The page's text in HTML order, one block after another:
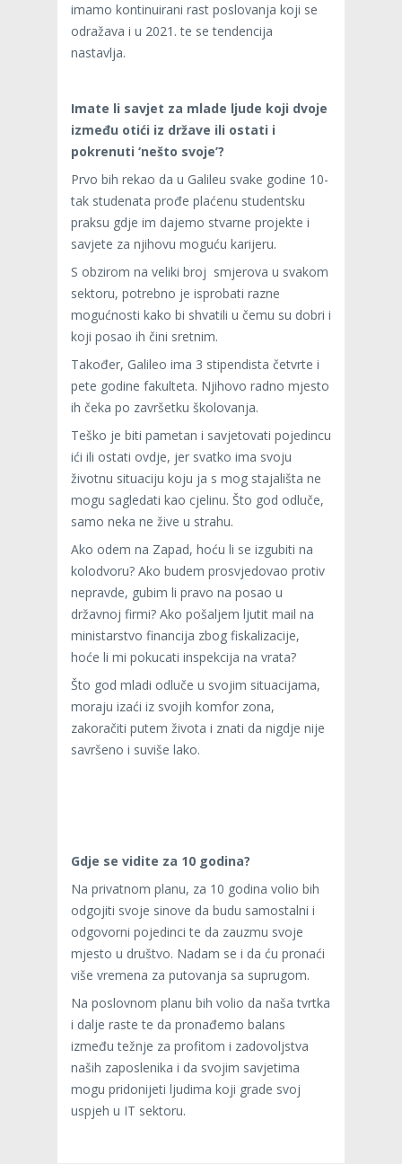
imamo kontinuirani rast poslovanja koji se
odražava i u 2021. te se tendencija
nastavlja.
Imate li savjet za mlade ljude koji dvoje
između otići iz države ili ostati i
pokrenuti ‘nešto svoje’?
Prvo bih rekao da u Galileu svake godine 10-
tak studenata prođe plaćenu studentsku
praksu gdje im dajemo stvarne projekte i
savjete za njihovu moguću karijeru.
S obzirom na veliki broj smjerova u svakom
sektoru, potrebno je isprobati razne
mogućnosti kako bi shvatili u čemu su dobri i
koji posao ih čini sretnim.
Također, Galileo ima 3 stipendista četvrte i
pete godine fakulteta. Njihovo radno mjesto
ih čeka po završetku školovanja.
Teško je biti pametan i savjetovati pojedincu
ići ili ostati ovdje, jer svatko ima svoju
životnu situaciju koju ja s mog stajališta ne
mogu sagledati kao cjelinu. Što god odluče,
samo neka ne žive u strahu.
Ako odem na Zapad, hoću li se izgubiti na
kolodvoru? Ako budem prosvjedovao protiv
nepravde, gubim li pravo na posao u
državnoj firmi? Ako pošaljem ljutit mail na
ministarstvo financija zbog fiskalizacije,
hoće li mi pokucati inspekcija na vrata?
Što god mladi odluče u svojim situacijama,
moraju izaći iz svojih komfor zona,
zakoračiti putem života i znati da nigdje nije
savršeno i suviše lako.
Gdje se vidite za 10 godina?
Na privatnom planu, za 10 godina volio bih
odgojiti svoje sinove da budu samostalni i
odgovorni pojedinci te da zauzmu svoje
mjesto u društvo. Nadam se i da ću pronaći
više vremena za putovanja sa suprugom.
Na poslovnom planu bih volio da naša tvrtka
i dalje raste te da pronađemo balans
između težnje za profitom i zadovoljstva
naših zaposlenika i da svojim savjetima
mogu pridonijeti ljudima koji grade svoj
uspjeh u IT sektoru.